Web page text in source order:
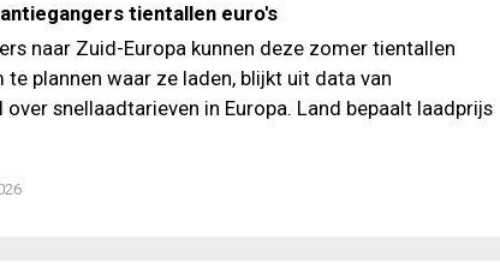
tientallen euro's
naar Zuid-Europa kunnen deze zomer tientallen
te plannen waar ze laden, blijkt uit data van
snellaadtarieven in Europa. Land bepaalt laadprijs